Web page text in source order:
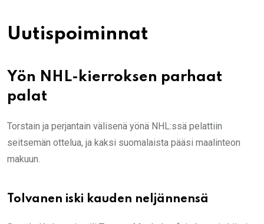
Uutispoiminnat
Yön NHL-kierroksen parhaat
palat
Torstain ja perjantain välisenä yönä NHL:ssä pelattiin
seitsemän ottelua, ja kaksi suomalaista pääsi maalinteon
makuun.
Tolvanen iski kauden neljännensä